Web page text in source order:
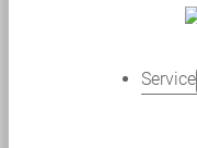
Service